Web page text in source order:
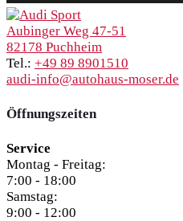
Aubinger Weg 47-51
82178 Puchheim
Tel.: +49 89 8901510
audi-info@autohaus-moser.de
Öffnungszeiten
Service
Montag - Freitag:
7:00 - 18:00
Samstag:
9:00 - 12:00